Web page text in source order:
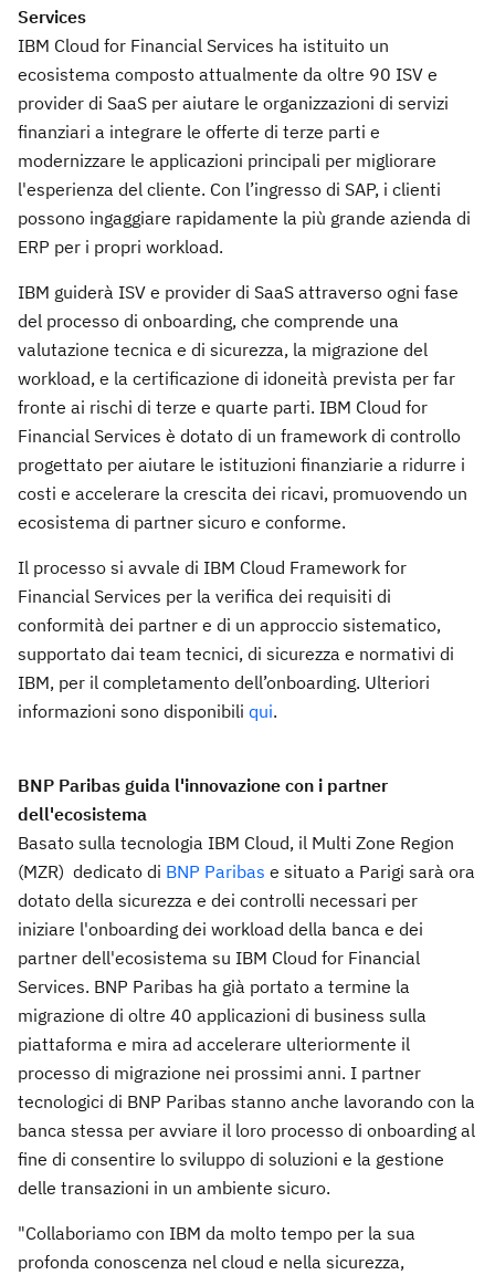
Services
IBM Cloud for Financial Services ha istituito un
ecosistema composto attualmente da oltre 90 ISV e
provider di SaaS per aiutare le organizzazioni di servizi
finanziari a integrare le offerte di terze parti e
modernizzare le applicazioni principali per migliorare
l'esperienza del cliente. Con l’ingresso di SAP, i clienti
possono ingaggiare rapidamente la più grande azienda di
ERP per i propri workload.
IBM guiderà ISV e provider di SaaS attraverso ogni fase
del processo di onboarding, che comprende una
valutazione tecnica e di sicurezza, la migrazione del
workload, e la certificazione di idoneità prevista per far
fronte ai rischi di terze e quarte parti. IBM Cloud for
Financial Services è dotato di un framework di controllo
progettato per aiutare le istituzioni finanziarie a ridurre i
costi e accelerare la crescita dei ricavi, promuovendo un
ecosistema di partner sicuro e conforme.
Il processo si avvale di IBM Cloud Framework for
Financial Services per la verifica dei requisiti di
conformità dei partner e di un approccio sistematico,
supportato dai team tecnici, di sicurezza e normativi di
IBM, per il completamento dell’onboarding. Ulteriori
informazioni sono disponibili qui.
BNP Paribas guida l'innovazione con i partner
dell'ecosistema
Basato sulla tecnologia IBM Cloud, il Multi Zone Region
(MZR) dedicato di BNP Paribas e situato a Parigi sarà ora
dotato della sicurezza e dei controlli necessari per
iniziare l'onboarding dei workload della banca e dei
partner dell'ecosistema su IBM Cloud for Financial
Services. BNP Paribas ha già portato a termine la
migrazione di oltre 40 applicazioni di business sulla
piattaforma e mira ad accelerare ulteriormente il
processo di migrazione nei prossimi anni. I partner
tecnologici di BNP Paribas stanno anche lavorando con la
banca stessa per avviare il loro processo di onboarding al
fine di consentire lo sviluppo di soluzioni e la gestione
delle transazioni in un ambiente sicuro.
"Collaboriamo con IBM da molto tempo per la sua
profonda conoscenza nel cloud e nella sicurezza,